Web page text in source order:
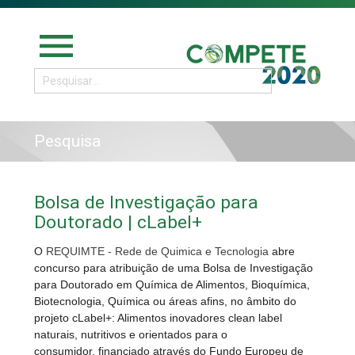
menu
Pesquisa
Bolsa de Investigação para
Doutorado | cLabel+
O REQUIMTE - Rede de Quimica e Tecnologia abre
concurso para atribuição de uma Bolsa de Investigação
para Doutorado em Química de Alimentos, Bioquímica,
Biotecnologia, Química ou áreas afins, no âmbito do
projeto cLabel+: Alimentos inovadores clean label
naturais, nutritivos e orientados para o
consumidor, financiado através do Fundo Europeu de